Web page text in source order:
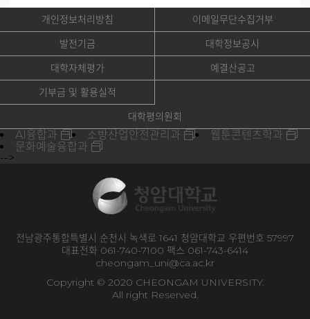
개인정보처리방침
이메일무단수집거부
발전기금
대학정보공시
대학자체평가
예결산공고
기부금 및 활용실적
대학평의원회
AI융합과 소방산업안전관리과
웹툰콘텐츠학과
문화예술융합과
-->
전남광주통합특별시 순천시 녹색로 1641 청암대학교 우편번호 57997
대표전화 061-740-7100 팩스 061-743-6414
cheongam_uni@ca.ac.kr
Copyright © 2020 CHEONGAM UNIVERSITY.
All right Reserved.